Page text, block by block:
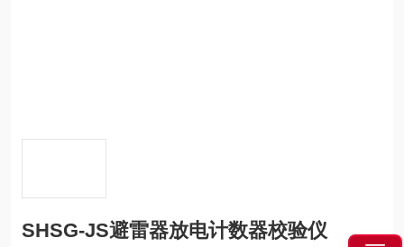
SHSG-JS避雷器放电计数器校验仪